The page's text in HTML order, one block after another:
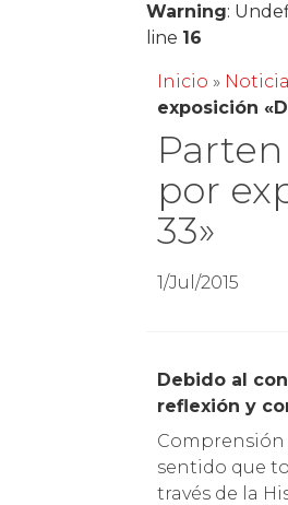
Warning:
line 16
Inicio »
exposición
por
33»
1/Jul/2015
Debido al contenido de la obra cargada de deseo y exhibicionismo y la necesaria
reflexión y
Comprensión
sentido que
través de la